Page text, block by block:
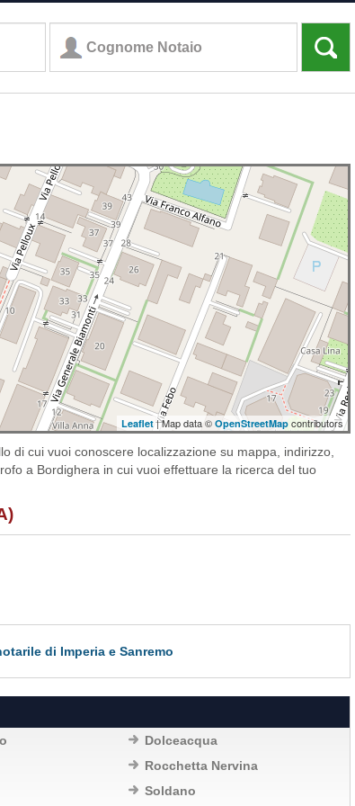
Leaflet| Map data © OpenStreetMap contributors
di cui vuoi conoscere localizzazione su mappa, indirizzo,
a Bordighera in cui vuoi effettuare la ricerca del tuo
di Imperia e Sanremo
Dolceacqua
Rocchetta Nervina
Soldano